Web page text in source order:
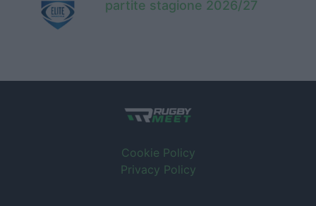
partite stagione 2026/27
Cookie Policy
Privacy Policy